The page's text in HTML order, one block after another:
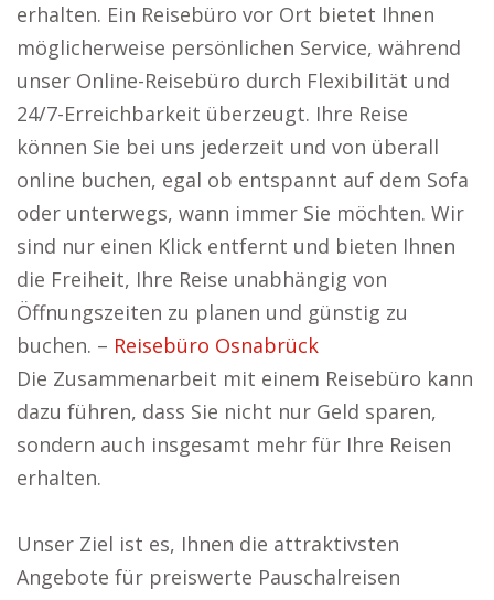
erhalten. Ein Reisebüro vor Ort bietet Ihnen
möglicherweise persönlichen Service, während
unser Online-Reisebüro durch Flexibilität und
24/7-Erreichbarkeit überzeugt. Ihre Reise
können Sie bei uns jederzeit und von überall
online buchen, egal ob entspannt auf dem Sofa
oder unterwegs, wann immer Sie möchten. Wir
sind nur einen Klick entfernt und bieten Ihnen
die Freiheit, Ihre Reise unabhängig von
Öffnungszeiten zu planen und günstig zu
buchen. – Reisebüro Osnabrück
Die Zusammenarbeit mit einem Reisebüro kann
dazu führen, dass Sie nicht nur Geld sparen,
sondern auch insgesamt mehr für Ihre Reisen
erhalten.
Unser Ziel ist es, Ihnen die attraktivsten
Angebote für preiswerte Pauschalreisen